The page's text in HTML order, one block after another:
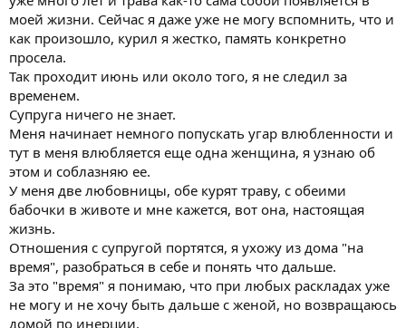
моей жизни. Сейчас я даже уже не могу вспомнить, что и
как произошло, курил я жестко, память конкретно
просела.
Так проходит июнь или около того, я не следил за
временем.
Супруга ничего не знает.
Меня начинает немного попускать угар влюбленности и
тут в меня влюбляется еще одна женщина, я узнаю об
этом и соблазняю ее.
У меня две любовницы, обе курят траву, с обеими
бабочки в животе и мне кажется, вот она, настоящая
жизнь.
Отношения с супругой портятся, я ухожу из дома "на
время", разобраться в себе и понять что дальше.
За это "время" я понимаю, что при любых раскладах уже
не могу и не хочу быть дальше с женой, но возвращаюсь
домой по инерции.